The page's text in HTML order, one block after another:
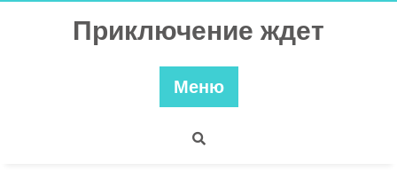
Приключение ждет
Меню